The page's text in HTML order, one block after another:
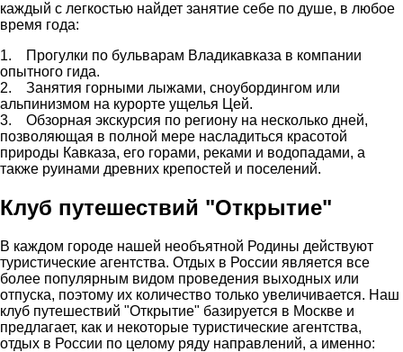
каждый с легкостью найдет занятие себе по душе, в любое
время года:
1. Прогулки по бульварам Владикавказа в компании
опытного гида.
2. Занятия горными лыжами, сноубордингом или
альпинизмом на курорте ущелья Цей.
3. Обзорная экскурсия по региону на несколько дней,
позволяющая в полной мере насладиться красотой
природы Кавказа, его горами, реками и водопадами, а
также руинами древних крепостей и поселений.
Клуб путешествий "Открытие"
В каждом городе нашей необъятной Родины действуют
туристические агентства. Отдых в России является все
более популярным видом проведения выходных или
отпуска, поэтому их количество только увеличивается. Наш
клуб путешествий "Открытие" базируется в Москве и
предлагает, как и некоторые туристические агентства,
отдых в России по целому ряду направлений, а именно: